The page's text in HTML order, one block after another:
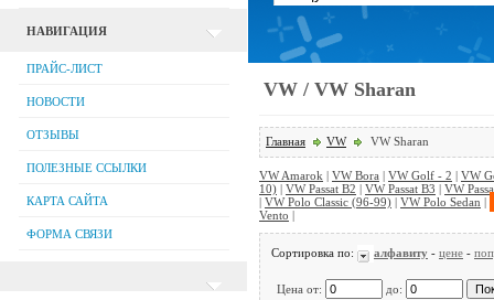
НАВИГАЦИЯ
ПРАЙС-ЛИСТ
НОВОСТИ
ОТЗЫВЫ
ПОЛЕЗНЫЕ ССЫЛКИ
КАРТА САЙТА
ФОРМА СВЯЗИ
VW / VW Sharan
Главная VW VW Sharan
VW Amarok | VW Bora | VW Golf - 2 | VW
10) | VW Passat B2 | VW Passat B3 | VW
| VW Polo Classic (96-99) | VW Polo Sedan |
Vento |
Сортировка по: алфавиту - цене -
Цена от: до: